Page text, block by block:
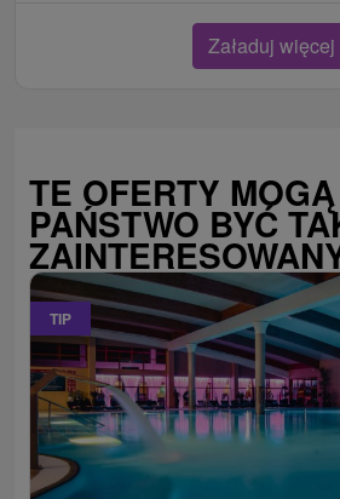
Załaduj więcej
TE OFERTY MOGĄ
PAŃSTWO BYĆ
TIP